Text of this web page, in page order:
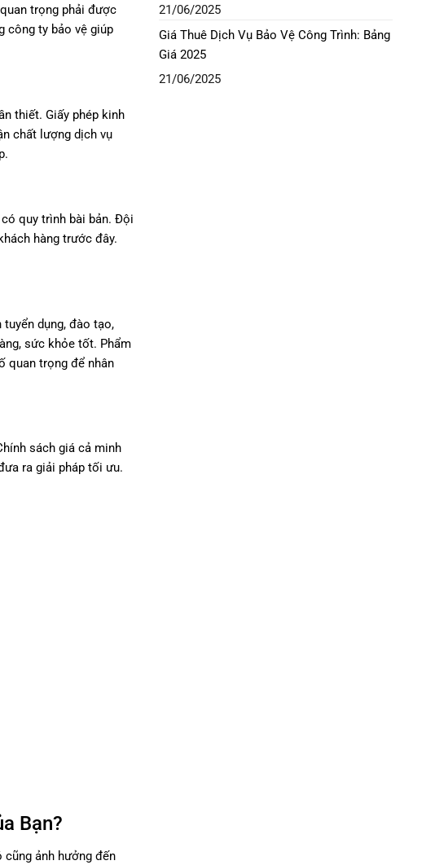
trọng phải được
công ty bảo vệ giúp
thiết. Giấy phép kinh
chất lượng dịch vụ
quy trình bài bản. Đội
hàng trước đây.
dụng, đào tạo,
sức khỏe tốt. Phẩm
quan trọng để nhân
sách giá cả minh
ra giải pháp tối ưu.
Bạn?
ảnh hưởng đến
21/06/2025
Giá Thuê Dịch Vụ Bảo Vệ Công Trình: Bảng
Giá 2025
21/06/2025